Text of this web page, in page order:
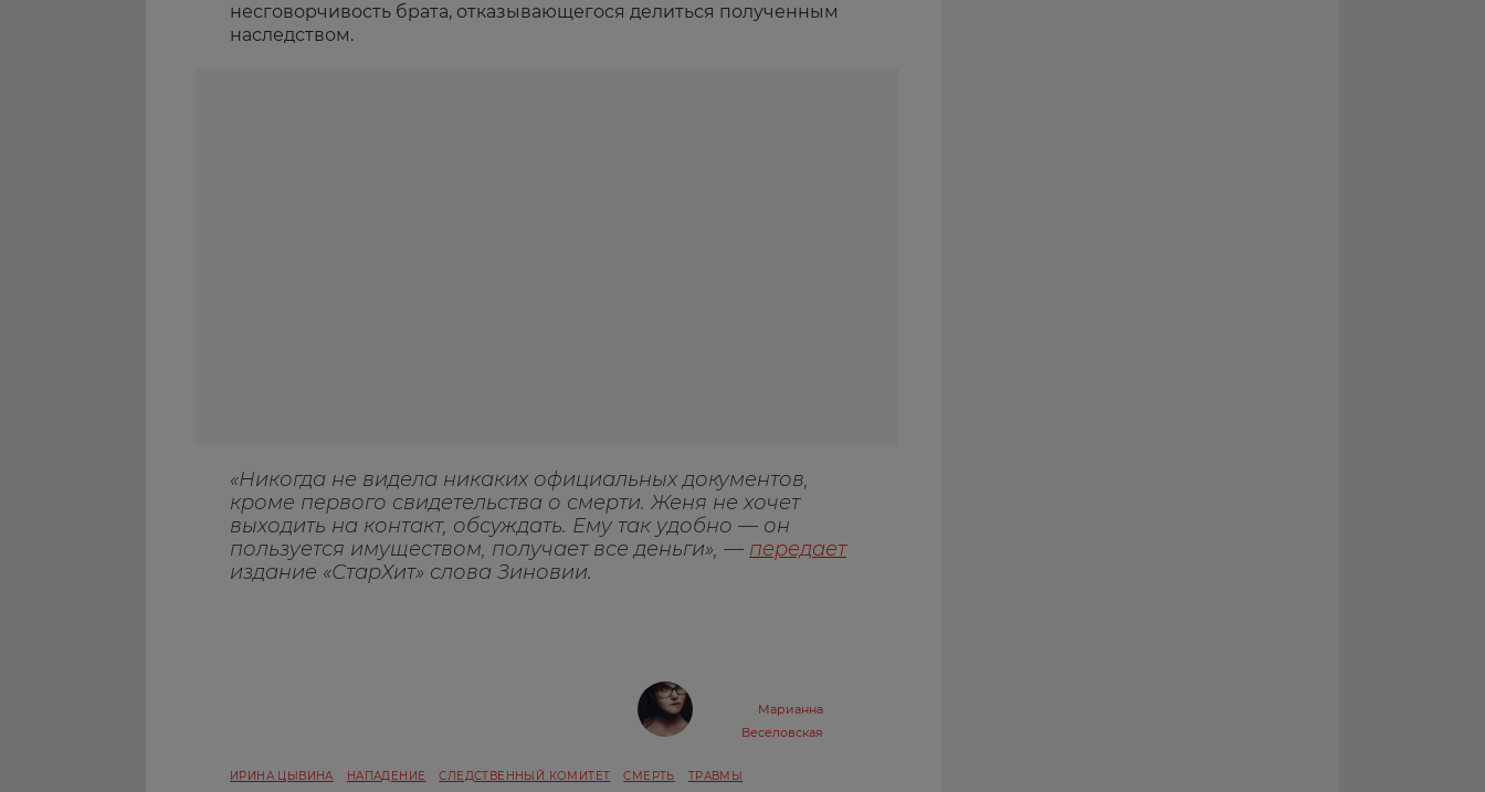
несговорчивость брата, отказывающегося делиться полученным
наследством.
«Никогда не видела никаких официальных документов,
кроме первого свидетельства о смерти. Женя не хочет
выходить на контакт, обсуждать. Ему так удобно — он
пользуется имуществом, получает все деньги», — передает
издание «СтарХит» слова Зиновии.
Марианна
Веселовская
ИРИНА ЦЫВИНА НАПАДЕНИЕ СЛЕДСТВЕННЫЙ КОМИТЕТ СМЕРТЬ ТРАВМЫ